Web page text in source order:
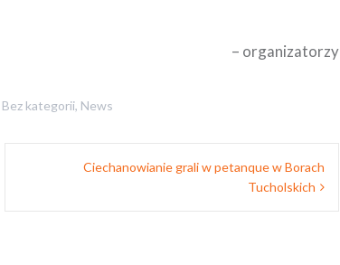
– organizatorzy
Bez kategorii, News
Ciechanowianie grali w petanque w Borach
Tucholskich